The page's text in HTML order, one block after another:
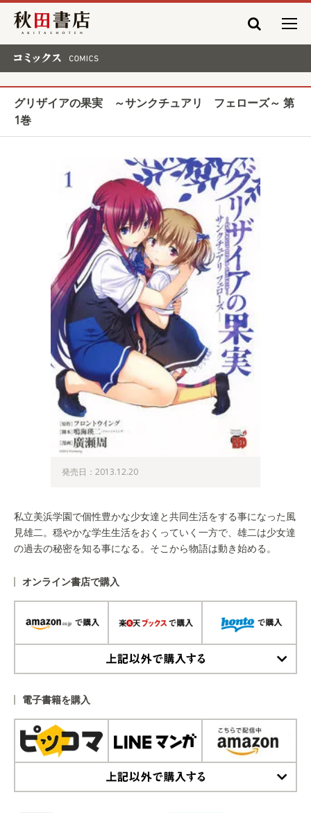
秋田書店
グリザイアの果実 ～サンクチュアリ フェローズ～ 第
1巻
発売日：2013.12.20
私立美浜学園で個性豊かな少女達と共同生活をする事になった風
見雄二。穏やかな学生生活をおくっていく一方で、雄二は少女達
の過去の秘密を知る事になる。そこから物語は動き始める。
オンライン書店で購入
電子書籍を購入